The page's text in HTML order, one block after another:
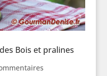
Bois et pralines